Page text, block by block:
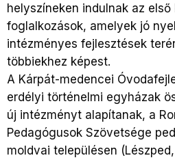
helyszíneken indulnak az
foglalkozások, amelyek jó
intézményes fejlesztések
többiekhez képest.
A Kárpát-medencei
erdélyi történelmi egyházak
új intézményt alapítanak, a
Pedagógusok Szövetsége
moldvai településen